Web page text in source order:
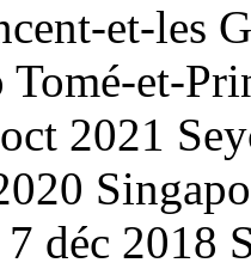
et-les
Tomé-et-
2021
7 déc 2018